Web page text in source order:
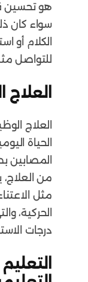
هو تحسين
سواء كان
الكلام أو
للتواصل
العلاج
الحياة
المصابين
من العلاج،
مثل
الحركية،
درجات